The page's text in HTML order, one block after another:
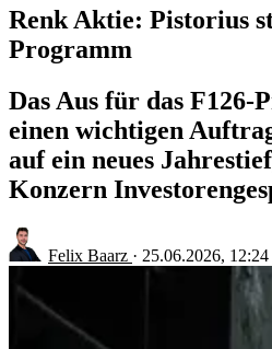
Renk Aktie: Pistorius
Programm
Das Aus für das F126-
einen wichtigen
auf ein neues
Konzern
Felix Baarz · 25.06.2026,